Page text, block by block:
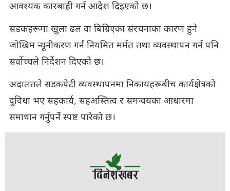
आवश्यक कारबाही गर्न आदेश दिइएको छ।
सडकहरूमा खुला ढल वा बिग्रिएका संरचनाका कारण हुने
जोखिम न्यूनीकरण गर्न नियमित मर्मत तथा व्यवस्थापन गर्न पनि
सर्वोच्चले निर्देशन दिएको छ।
अदालतले सडकपेटी व्यवस्थापनमा निकायहरूबीच कार्यक्षेत्रको
दुविधा भए सहकार्य, सहअस्तित्व र समन्वयका आधारमा
समाधान गर्नुपर्ने स्पष्ट पारेको छ।